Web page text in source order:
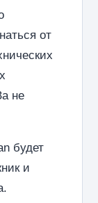
от
не
будет
и